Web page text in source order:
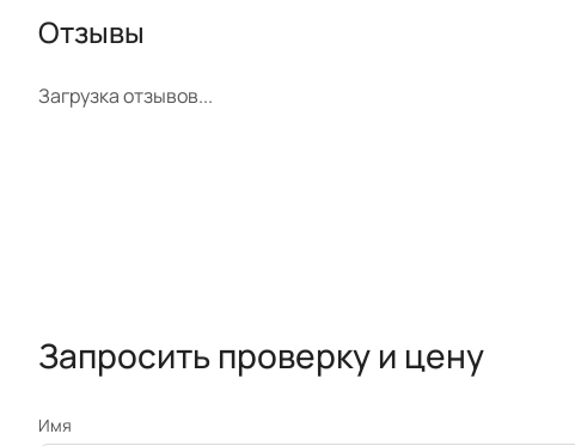
Отзывы
Загрузка отзывов...
Запросить проверку и цену
Имя